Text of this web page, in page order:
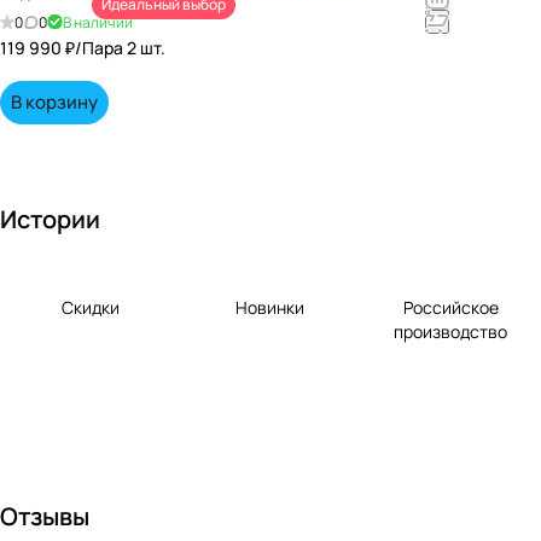
непревзойд
0 0 В наличии
Идеальный выбор
119 990 ₽/Пара 2 шт.
В корзину
Истории
Скидки Новинки
Российское
производство
Отзывы